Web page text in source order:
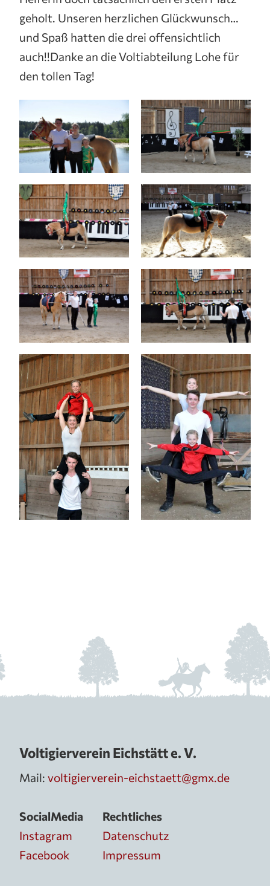
geholt. Unseren herzlichen Glückwunsch…
und Spaß hatten die drei offensichtlich
auch!!Danke an die Voltiabteilung Lohe für
den tollen Tag!
Voltigierverein Eichstätt e. V.
Mail: voltigierverein-eichstaett@gmx.de
SocialMedia
Instagram
Facebook
Rechtliches
Datenschutz
Impressum